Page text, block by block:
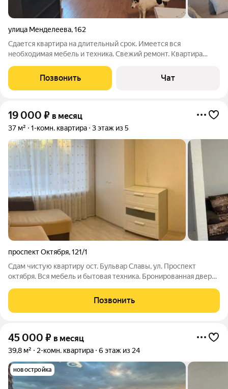
улица Менделеева,162
Сдается квартира на длительный срок. Имеется вся
необходимая мебель и техника. Свежий ремонт. Квартира
закрытая парковка со шлагбаумом (открывается по брелку).
Ухоженный двор, доброжелательные
Позвонить Чат
19 000 ₽ в месяц
37 м² 1-комн. квартира 3 этаж из 5
проспект Октября,121/1
Сдам чистую квартиру ост. Бульвар Славы, ул. Проспект
октября. Вся мебель и бытовая техника. Бронированная дверь.
остановка, магазины, рынок. Удобная парковка для авто.
Позвонить
45 000 ₽ в месяц
39,8 м² 2-комн. квартира 6 этаж из 24
новостройка